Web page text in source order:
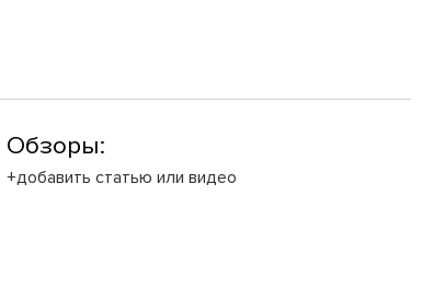
Обзоры:
+добавить статью или видео